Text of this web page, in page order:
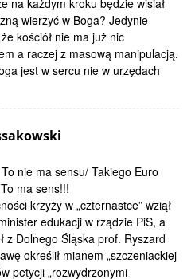
na każdym kroku będzie wisiał
wierzyć w Boga? Jedynie
kościół nie ma już nic
a raczej z masową manipulacją.
jest w sercu nie w urzędach
nie ma sensu/ Takiego Euro
ma sens!!!
krzyży w „czternastce” wziął
edukacji w rządzie PiS, a
z Dolnego Śląska prof. Ryszard
określił mianem „szczeniackiej
petycji „rozwydrzonymi